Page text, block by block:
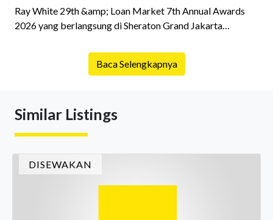
Ray White 29th &amp; Loan Market 7th Annual Awards
2026 yang berlangsung di Sheraton Grand Jakarta
istimewa bagi para pelaku industri properti dan keuangan.
Lebih dari 400 marketing executives dan principals
menghidupkan suasana, acara ini dihadiri oleh Country
Baca Selengkapnya
Similar Listings
DISEWAKAN